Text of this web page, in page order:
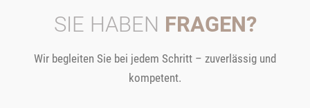
SIE HABEN FRAGEN?
Wir begleiten Sie bei jedem Schritt – zuverlässig und
kompetent.